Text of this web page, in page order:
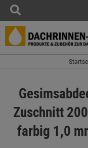
Zuschnitt
farbig 1,0